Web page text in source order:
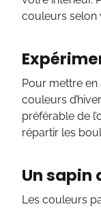
couleurs selon
Pour mettre en
couleurs
préférable de
répartir les
Un sapin
Les couleurs